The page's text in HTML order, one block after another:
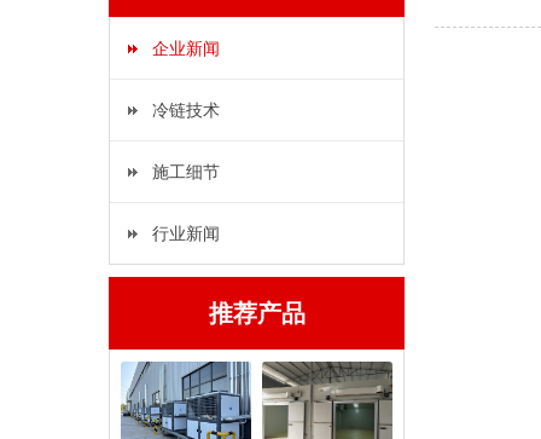
企业新闻
冷链技术
施工细节
行业新闻
推荐产品